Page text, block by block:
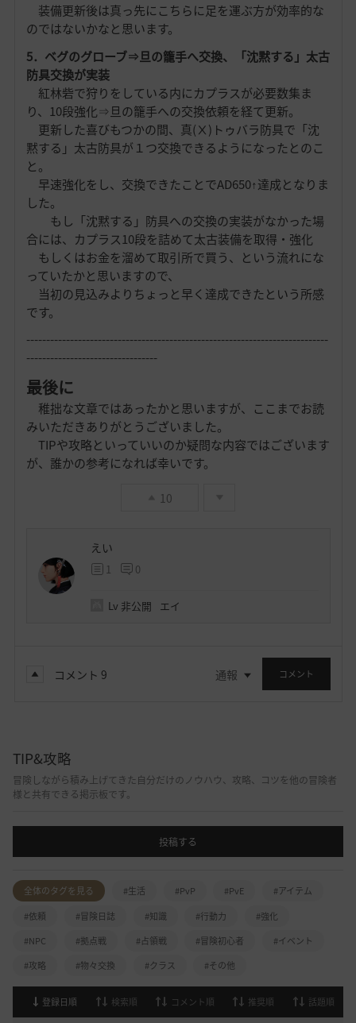
装備更新後は真っ先にこちらに足を運ぶ方が効率的な
のではないかなと思います。
5．ベグのグローブ⇒旦の籠手へ交換、「沈黙する」太古
防具交換が実装
紅林砦で狩りをしている内にカプラスが必要数集ま
り、10段強化⇒旦の籠手への交換依頼を経て更新。
更新した喜びもつかの間、真(Ⅹ)トゥバラ防具で「沈
黙する」太古防具が１つ交換できるようになったとのこ
と。
早速強化をし、交換できたことでAD650↑達成となりま
した。
もし「沈黙する」防具への交換の実装がなかった場
合には、カプラス10段を詰めて太古装備を取得・強化
もしくはお金を溜めて取引所で買う、という流れにな
っていたかと思いますので、
当初の見込みよりちょっと早く達成できたという所感
です。
----------------------------------------------------------------------------
---------------------------------
最後に
稚拙な文章ではあったかと思いますが、ここまでお読
みいただきありがとうございました。
TIPや攻略といっていいのか疑問な内容ではございます
が、誰かの参考になれば幸いです。
10
えい
1 0
Lv 非公開 エイ
コメント 9 通報 コメント
TIP&攻略
冒険しながら積み上げてきた自分だけのノウハウ、攻略、コツを他の冒険者
様と共有できる掲示板です。
投稿する
全体のタグを見る #生活 #PvP #PvE
#アイテム
#依頼
#冒険日誌 #知識 #行動力
#強化
#NPC
#拠点戦 #占領戦 #冒険初心者
#イベント
#攻略
#物々交換 #クラス #その他
登録日順 検索順 コメント順 推奨順 話題順